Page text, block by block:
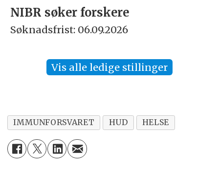
NIBR søker forskere
Søknadsfrist: 06.09.2026
Vis alle ledige stillinger
IMMUNFORSVARET HUD HELSE